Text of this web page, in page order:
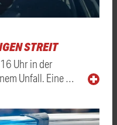
STREIT
Uhr in der
Unfall. Eine …